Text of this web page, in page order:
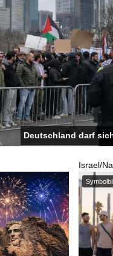
Deutschland darf
Israel/